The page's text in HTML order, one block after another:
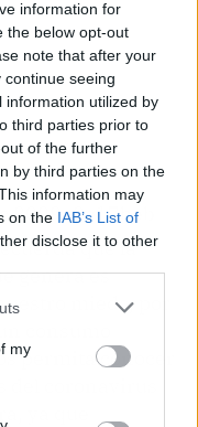
information for
the below opt-out
note that after your
seeing
information utilized by
third parties prior to
of the further
by third parties on the
information may
on the IAB’s List of
disclose it to other
my
que la
genera es
miedo, por
permita conocer
coronavirus
ya que